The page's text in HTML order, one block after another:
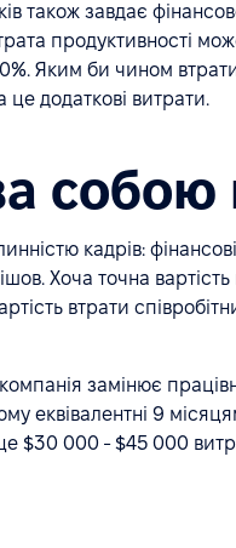
також завдає
продуктивності
Яким би чином
це додаткові витрати.
собою
кадрів:
Хоча точна
втрати
замінює
еквівалентні 9
000 - $45 000